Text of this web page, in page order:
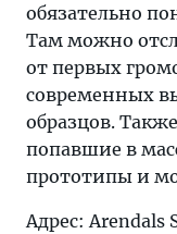
обязательно
Там можно
от первых
современных
образцов.
попавшие в
прототипы и
Адрес: Arendals